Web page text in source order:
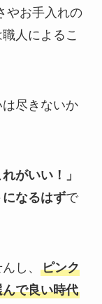
やお手入れの
人によるこ
尽きないか
がいい！」
なるはずで
し、 ピンク
で良い時代